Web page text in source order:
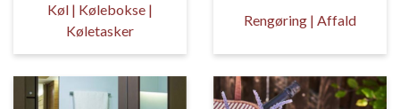
Køl | Kølebokse |
Køletasker
Rengøring | Affald